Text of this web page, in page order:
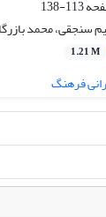
113-138
سنجقی، محمد
1.21 M